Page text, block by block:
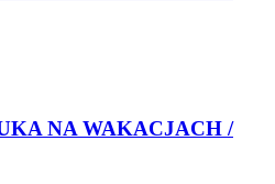
NA WAKACJACH /